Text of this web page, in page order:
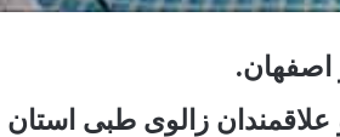
اصفهان.
زالوی طبی استان